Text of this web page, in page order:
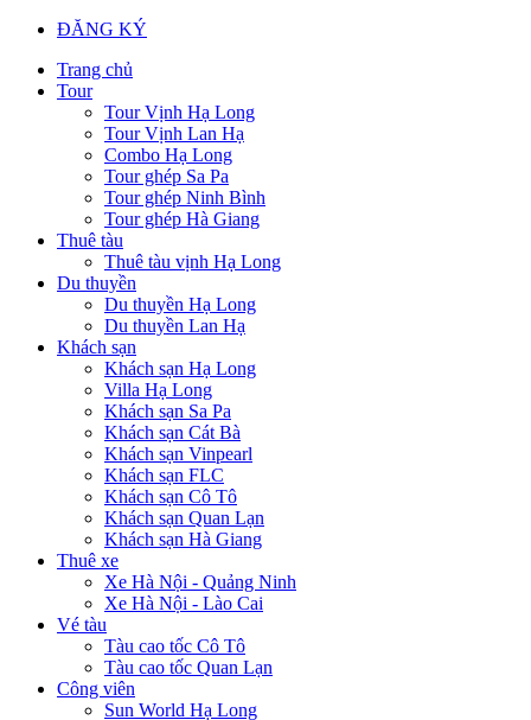
ĐĂNG KÝ
Trang chủ
Tour
Tour Vịnh Hạ Long
Tour Vịnh Lan Hạ
Combo Hạ Long
Tour ghép Sa Pa
Tour ghép Ninh Bình
Tour ghép Hà Giang
Thuê tàu
Thuê tàu vịnh Hạ Long
Du thuyền
Du thuyền Hạ Long
Du thuyền Lan Hạ
Khách sạn
Khách sạn Hạ Long
Villa Hạ Long
Khách sạn Sa Pa
Khách sạn Cát Bà
Khách sạn Vinpearl
Khách sạn FLC
Khách sạn Cô Tô
Khách sạn Quan Lạn
Khách sạn Hà Giang
Thuê xe
Xe Hà Nội - Quảng Ninh
Xe Hà Nội - Lào Cai
Vé tàu
Tàu cao tốc Cô Tô
Tàu cao tốc Quan Lạn
Công viên
Sun World Hạ Long